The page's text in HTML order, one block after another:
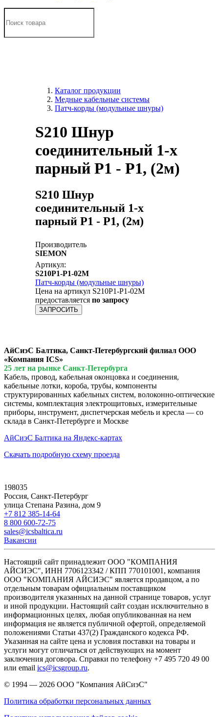
Каталог продукции
Медные кабельные системы
Патч-корды (модульные шнуры)
S210 Шнур
соединительный 1-х
парный Р1 - Р1, (2м)
S210 Шнур
соединительный 1-х
парный Р1 - Р1, (2м)
Производитель
SIEMON
Артикул:
S210P1-P1-02M
Патч-корды (модульные шнуры)
Цена на артикул S210P1-P1-02M
предоставляется по запросу
ЗАПРОСИТЬ
АйСиэС Балтика, Санкт-Петербургский филиал ООО
«Компания ICS»
25 лет на рынке Санкт-Петербурга
Кабель, провод, кабельная оконцовка и соединения,
кабельные лотки, короба, трубы, компоненты
структурированных кабельных систем, волоконно-оптические
системы, комплектация электрощитовых, измерительные
приборы, инструмент, диспетчерская мебель и кресла — со
склада в Санкт-Петербурге и Москве
АйСиэС Балтика на Яндекс-картах
Скачать подробную схему проезда
198035
Россия, Санкт-Петербург
улица Степана Разина, дом 9
+7 812 385-14-64
8 800 600-72-75
sales@icsbaltica.ru
Вакансии
Настоящий сайт принадлежит ООО "КОМПАНИЯ
АЙСИЭС", ИНН 7706123342 / КПП 770101001, компания
ООО "КОМПАНИЯ АЙСИЭС" является продавцом, а по
отдельным товарам официальным поставщиком
производителя указанных на данной странице товаров, услуг
и иной продукции. Настоящий сайт создан исключительно в
информационных целях, любая опубликованная на нем
информация не является публичной офертой, определяемой
положениями Статьи 437(2) Гражданского кодекса РФ.
Указанная на сайте цена и условия поставки на товары и
услуги могут отличаться от действующих на момент
заключения договора. Справки по телефону +7 495 720 49 00
или email ics@icsgroup.ru.
© 1994 — 2026 ООО "Компания АйСиэС"
Политика обработки персональных данных